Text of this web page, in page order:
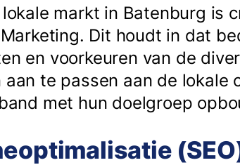
markt in Batenburg is
Dit houdt in dat
en voorkeuren van de
te passen aan de lokale
met hun doelgroep